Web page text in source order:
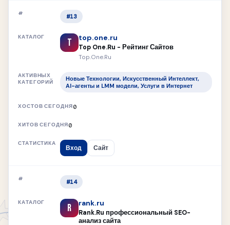
#13
T top.one.ru
Top One.Ru - Рейтинг Сайтов
Top.One.Ru
Новые Технологии, Искусственный Интеллект,
AI-агенты и LMM модели, Услуги в Интернет
0
0
Вход Сайт
#14
R rank.ru
Rank.Ru профессиональный SEO-
анализ сайта